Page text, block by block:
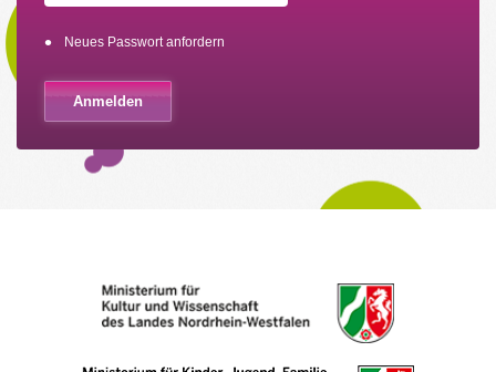
Neues Passwort anfordern